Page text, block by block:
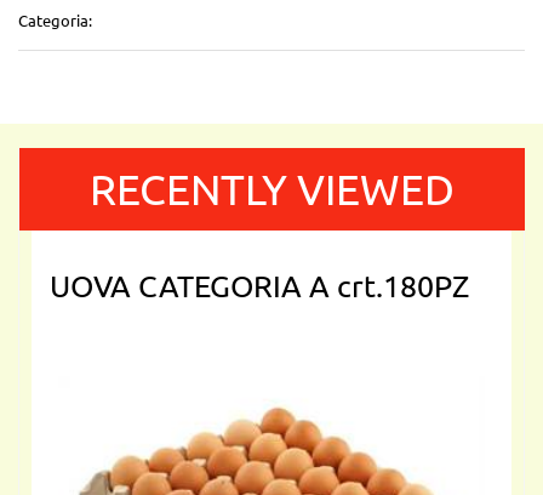
Categoria:
RECENTLY VIEWED
UOVA CATEGORIA A crt.180PZ